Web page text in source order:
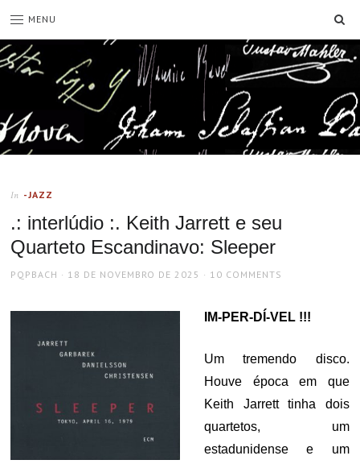
MENU
In -JAZZ
.: interlúdio :. Keith Jarrett e seu
Quarteto Escandinavo: Sleeper
AUTHOR
PQPBACH
POSTED
18 DE NOVEMBRO DE 2025 10 COMMENTS
IM-PER-DÍ-VEL !!!
Um tremendo disco.
Houve época em que
Keith Jarrett tinha dois
quartetos, um
estadunidense e um